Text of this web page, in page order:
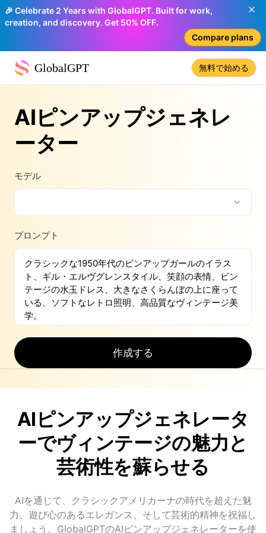
🎉 Celebrate 2 Years with GlobalGPT. Built for work,
creation, and discovery. Get 50% OFF.
Compare plans
GlobalGPT 無料で始める
AIピンアップジェネレ
ーター
モデル
プロンプト
作成する
AIピンアップジェネレータ
ーでヴィンテージの魅力と
芸術性を蘇らせる
AIを通じて、クラシックアメリカーナの時代を超えた魅
力、遊び心のあるエレガンス、そして芸術的精神を祝福し
ましょう。GlobalGPTのAIピンアップジェネレーターを使